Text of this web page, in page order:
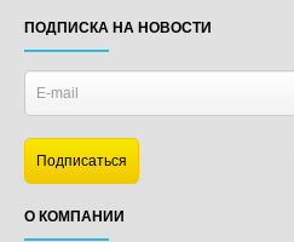
ПОДПИСКА НА НОВОСТИ
О КОМПАНИИ